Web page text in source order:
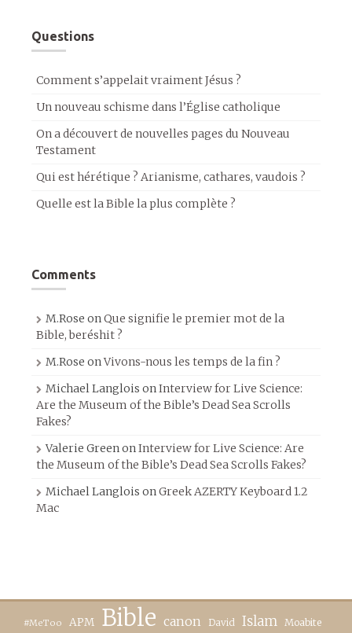
Questions
Comment s’appelait vraiment Jésus ?
Un nouveau schisme dans l’Église catholique
On a découvert de nouvelles pages du Nouveau
Testament
Qui est hérétique ? Arianisme, cathares, vaudois ?
Quelle est la Bible la plus complète ?
Comments
M.Rose onQue signifie le premier mot de la
Bible, beréshit ?
M.Rose onVivons-nous les temps de la fin ?
Michael Langlois onInterview for Live Science:
Are the Museum of the Bible’s Dead Sea Scrolls
Fakes?
Valerie GreenonInterview for Live Science: Are
the Museum of the Bible’s Dead Sea Scrolls Fakes?
Michael Langlois onGreek AZERTY Keyboard 1.2
Mac
#MeToo APM Bible canon David Islam Moabite